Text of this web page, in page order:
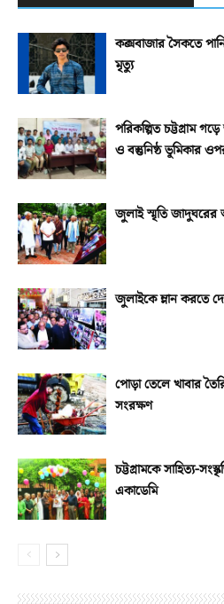
কক্সবাজার সৈকতে
মৃত্যু
পরিকল্পিত চট্টগ্রাম
ও বস্তুনিষ্ঠ ভূমিকার
জুলাই স্মৃতি জাদুঘরের
জুলাইকে ম্লান করতে
পোড়া তেলে খাবার
সংরক্ষণ
চট্টগ্রামকে সাহিত্য-
একাডেমি